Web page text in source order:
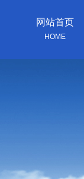
网站首页
HOME